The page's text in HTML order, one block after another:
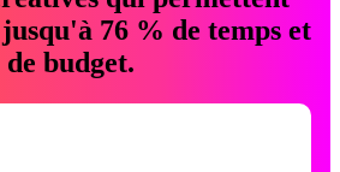
76 % de temps et
de budget.